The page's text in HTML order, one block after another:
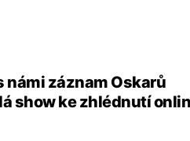
námi záznam Oskarů
show ke zhlédnutí